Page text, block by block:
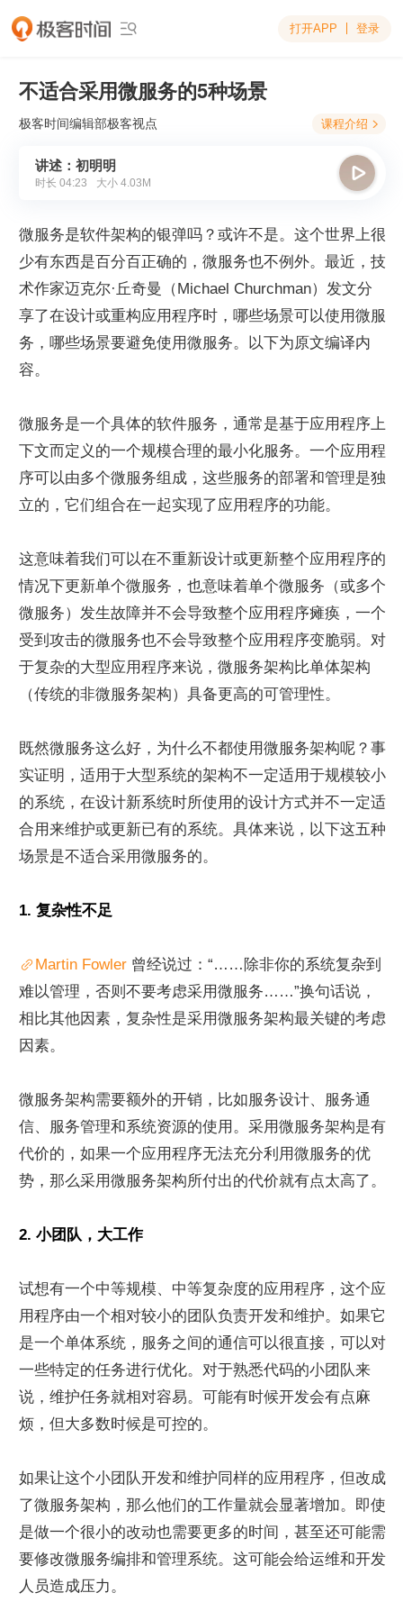
 打开APP 登录
不适合采用微服务的5种场景
极客时间编辑部极客视点 课程介绍 
讲述：初明明
时长 04:23 大小 4.03M

微服务是软件架构的银弹吗？或许不是。这个世界上很
少有东西是百分百正确的，微服务也不例外。最近，技
术作家迈克尔·丘奇曼（Michael Churchman）发文分
享了在设计或重构应用程序时，哪些场景可以使用微服
务，哪些场景要避免使用微服务。以下为原文编译内
容。
微服务是一个具体的软件服务，通常是基于应用程序上
下文而定义的一个规模合理的最小化服务。一个应用程
序可以由多个微服务组成，这些服务的部署和管理是独
立的，它们组合在一起实现了应用程序的功能。
这意味着我们可以在不重新设计或更新整个应用程序的
情况下更新单个微服务，也意味着单个微服务（或多个
微服务）发生故障并不会导致整个应用程序瘫痪，一个
受到攻击的微服务也不会导致整个应用程序变脆弱。对
于复杂的大型应用程序来说，微服务架构比单体架构
（传统的非微服务架构）具备更高的可管理性。
既然微服务这么好，为什么不都使用微服务架构呢？事
实证明，适用于大型系统的架构不一定适用于规模较小
的系统，在设计新系统时所使用的设计方式并不一定适
合用来维护或更新已有的系统。具体来说，以下这五种
场景是不适合采用微服务的。
1. 复杂性不足
Martin Fowler 曾经说过：“……除非你的系统复杂到
难以管理，否则不要考虑采用微服务……”换句话说，
相比其他因素，复杂性是采用微服务架构最关键的考虑
因素。
微服务架构需要额外的开销，比如服务设计、服务通
信、服务管理和系统资源的使用。采用微服务架构是有
代价的，如果一个应用程序无法充分利用微服务的优
势，那么采用微服务架构所付出的代价就有点太高了。
2. 小团队，大工作
试想有一个中等规模、中等复杂度的应用程序，这个应
用程序由一个相对较小的团队负责开发和维护。如果它
是一个单体系统，服务之间的通信可以很直接，可以对
一些特定的任务进行优化。对于熟悉代码的小团队来
说，维护任务就相对容易。可能有时候开发会有点麻
烦，但大多数时候是可控的。
如果让这个小团队开发和维护同样的应用程序，但改成
了微服务架构，那么他们的工作量就会显著增加。即使
是做一个很小的改动也需要更多的时间，甚至还可能需
要修改微服务编排和管理系统。这可能会给运维和开发
人员造成压力。